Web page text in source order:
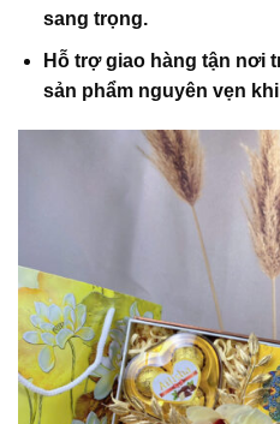
sang trọng.
Hỗ trợ giao hàng tận nơi
sản phẩm nguyên vẹn